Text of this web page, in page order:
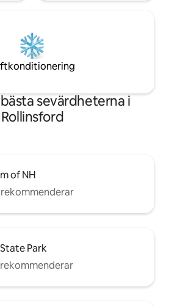
sevärdheterna i
Rollinsford
of NH
Park